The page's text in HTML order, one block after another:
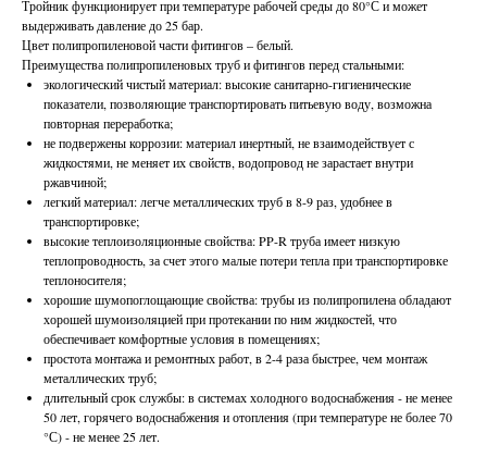
Тройник функционирует при температуре рабочей среды до 80°С и может
выдерживать давление до 25 бар.
Цвет полипропиленовой части фитингов – белый.
Преимущества полипропиленовых труб и фитингов перед стальными:
экологический чистый материал: высокие санитарно-гигиенические
показатели, позволяющие транспортировать питьевую воду, возможна
повторная переработка;
не подвержены коррозии: материал инертный, не взаимодействует с
жидкостями, не меняет их свойств, водопровод не зарастает внутри
ржавчиной;
легкий материал: легче металлических труб в 8-9 раз, удобнее в
транспортировке;
высокие теплоизоляционные свойства: PP-R труба имеет низкую
теплопроводность, за счет этого малые потери тепла при транспортировке
теплоносителя;
хорошие шумопоглощающие свойства: трубы из полипропилена обладают
хорошей шумоизоляцией при протекании по ним жидкостей, что
обеспечивает комфортные условия в помещениях;
простота монтажа и ремонтных работ, в 2-4 раза быстрее, чем монтаж
металлических труб;
длительный срок службы: в системах холодного водоснабжения - не менее
50 лет, горячего водоснабжения и отопления (при температуре не более 70
°С) - не менее 25 лет.